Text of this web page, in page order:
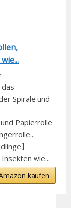
das
Spirale und
Papierrolle
】
wie...
kaufen